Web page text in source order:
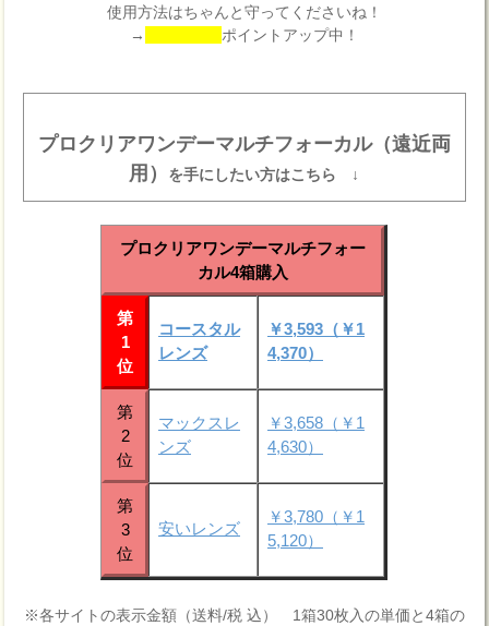
使用方法はちゃんと守ってくださいね！
→
ポイントアップ中！
プロクリアワンデーマルチフォーカル（遠近両
用）
を手にしたい方はこちら ↓
プロクリアワンデーマルチフォー
カル4箱購入
第
1
位
コースタル
レンズ
￥3,593（￥1
4,370）
第
2
位
マックスレ
ンズ
￥3,658（￥1
4,630）
第
3
位
安いレンズ
￥3,780（￥1
5,120）
※各サイトの表示金額（送料/税 込） 1箱30枚入の単価と4箱の